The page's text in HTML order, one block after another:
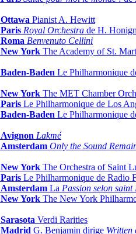
Ottawa Pianist A. Hewitt
Paris Royal Orchestra de H.
Roma Benvenuto Cellini
New York The Academy of St.
Baden-Baden Le Philharmonique
New York The MET Chamber
Paris Le Philharmonique de Los
Baden-Baden Le Philharmonique
Avignon Lakmé
Amsterdam Only the Sound
New York The Orchestra of Saint
Paris Le Philharmonique de Radio
Amsterdam La Passion selon saint
New York The New York
Sarasota Verdi Rarities
Madrid G. Benjamin dirige Written